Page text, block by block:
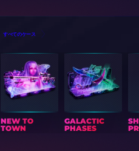
すべてのケース
NEW TO
TOWN
GALACTIC
PHASES